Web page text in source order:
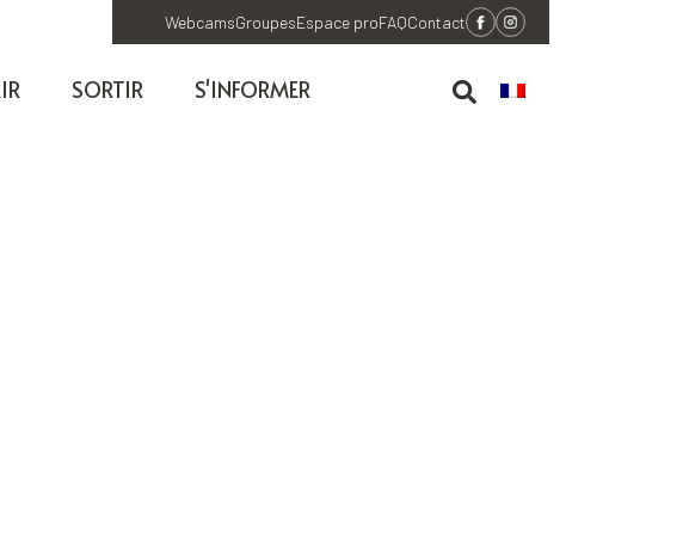
WebcamsGroupesEspace proFAQContact
SORTIR S'INFORMER